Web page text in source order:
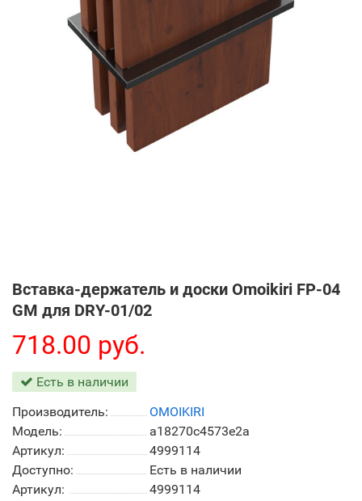
Вставка-держатель и доски Omoikiri FP-04
GM для DRY-01/02
718.00 руб.
Есть в наличии
Производитель:
OMOIKIRI
Модель:
a18270c4573e2a
Артикул:
4999114
Доступно:
Есть в наличии
Артикул:
4999114